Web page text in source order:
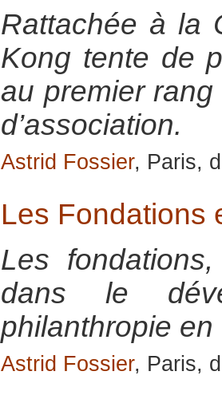
Rattachée à la
Kong tente de
au premier rang
d’association.
Astrid Fossier, Paris,
Les Fondations
Les
dans le
philanthropie en
Astrid Fossier, Paris,